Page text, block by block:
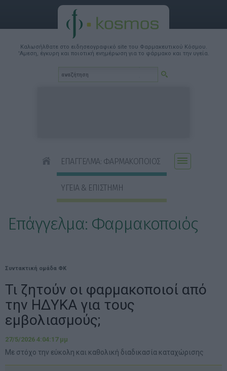
Καλωσήλθατε στο ειδησεογραφικό site του Φαρμακευτικού Κόσμου.
'Αμεση, έγκυρη και ποιοτική ενημέρωση για το φάρμακο και την υγεία.
ΕΠΑΓΓΕΛΜΑ: ΦΑΡΜΑΚΟΠΟΙΟΣ
ΥΓΕΙΑ & ΕΠΙΣΤΗΜΗ
Επάγγελμα: Φαρμακοποιός
Συντακτική ομάδα ΦΚ
Τι ζητούν οι φαρμακοποιοί από
την ΗΔΥΚΑ για τους
εμβολιασμούς;
27/5/2026 4:04:17 μμ
Με στόχο την εύκολη και καθολική διαδικασία καταχώρισης